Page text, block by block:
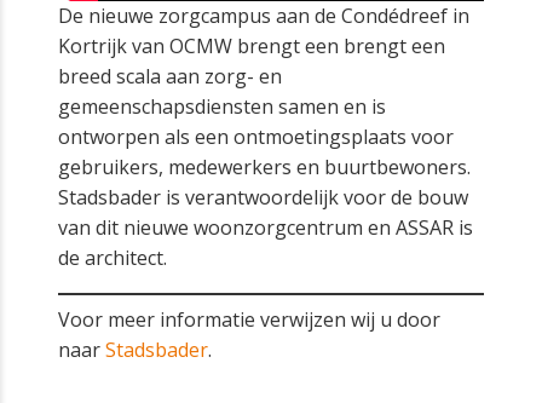
De nieuwe zorgcampus aan de Condédreef in
Kortrijk van OCMW brengt een brengt een
breed scala aan zorg- en
gemeenschapsdiensten samen en is
ontworpen als een ontmoetingsplaats voor
gebruikers, medewerkers en buurtbewoners.
Stadsbader is verantwoordelijk voor de bouw
van dit nieuwe woonzorgcentrum en ASSAR is
de architect.
Voor meer informatie verwijzen wij u door
naarStadsbader.